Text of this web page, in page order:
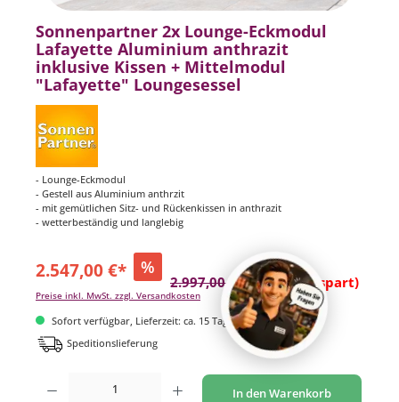
Sonnenpartner 2x Lounge-Eckmodul
Lafayette Aluminium anthrazit
inklusive Kissen + Mittelmodul
"Lafayette" Loungesessel
- Lounge-Eckmodul
- Gestell aus Aluminium anthrzit
- mit gemütlichen Sitz- und Rückenkissen in anthrazit
- wetterbeständig und langlebig
2.547,00 €* %
2.997,00 €* (15.02% gespart)
Preise inkl. MwSt. zzgl. Versandkosten
Sofort verfügbar, Lieferzeit: ca. 15 Tage
Speditionslieferung
Produkt Anzahl: Gib den gewünschten Wert ein oder benutze die Schaltflächen um
In den Warenkorb